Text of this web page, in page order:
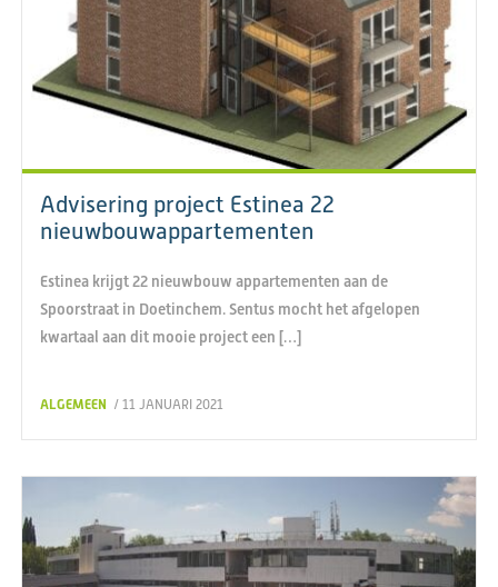
Advisering project Estinea 22
nieuwbouwappartementen
Estinea krijgt 22 nieuwbouw appartementen aan de
Spoorstraat in Doetinchem. Sentus mocht het afgelopen
kwartaal aan dit mooie project een […]
ALGEMEEN / 11 JANUARI 2021